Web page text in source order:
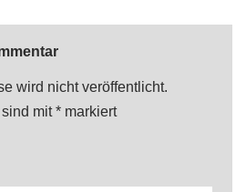
wird nicht veröffentlicht.
mit* markiert